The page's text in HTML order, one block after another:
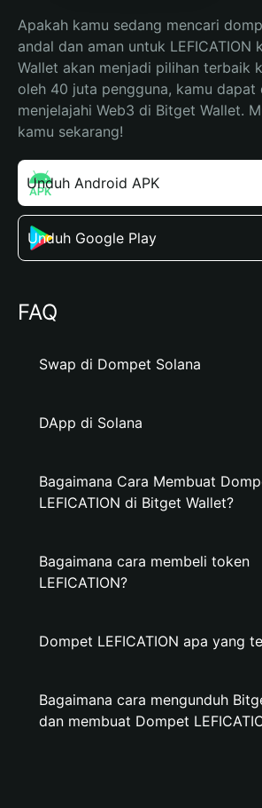
Apakah kamu sedang mencari
andal dan aman untuk LEFICATION
Wallet akan menjadi pilihan terbaik
oleh 40 juta pengguna, kamu dapat
menjelajahi Web3 di Bitget Wallet.
kamu sekarang!
Unduh Android APK
Unduh Google Play
FAQ
Swap di Dompet Solana
DApp di Solana
Bagaimana Cara Membuat
LEFICATION di Bitget Wallet?
Bagaimana cara membeli token
LEFICATION?
Dompet LEFICATION apa yang
Bagaimana cara mengunduh
dan membuat Dompet